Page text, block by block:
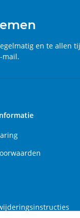
en te allen
mail.